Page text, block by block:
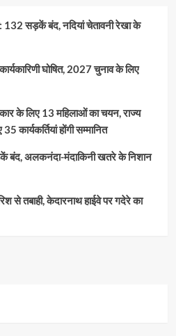
132 सड़कें बंद, नदियां चेतावनी रेखा के
घोषित, 2027 चुनाव के लिए
के लिए 13 महिलाओं का चयन, राज्य
कार्यकर्तियां होंगी सम्मानित
बंद, अलकनंदा-मंदाकिनी खतरे के निशान
से तबाही, केदारनाथ हाईवे पर गदेरे का